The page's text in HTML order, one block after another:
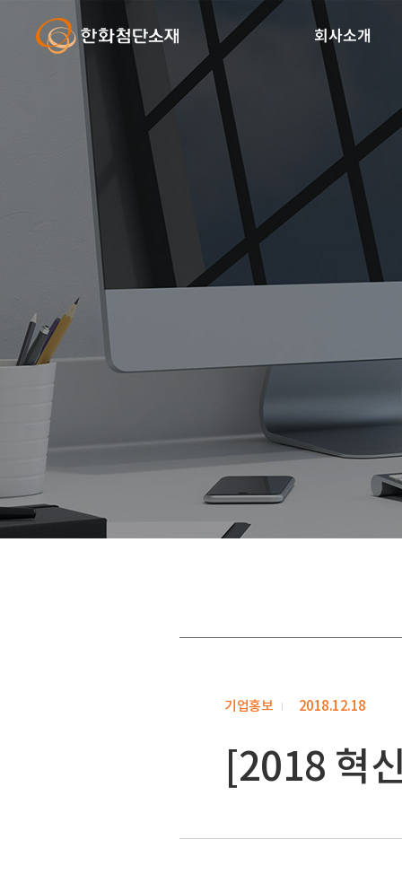
회사소개
기업홍보 2018.12.18
[2018 혁